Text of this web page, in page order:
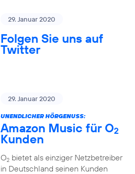
29. Januar 2020
Folgen Sie uns auf
Twitter
29. Januar 2020
UNENDLICHER HÖRGENUSS:
Amazon Music für O2
Kunden
O2bietet als einziger Netzbetreiber
in Deutschland seinen Kunden